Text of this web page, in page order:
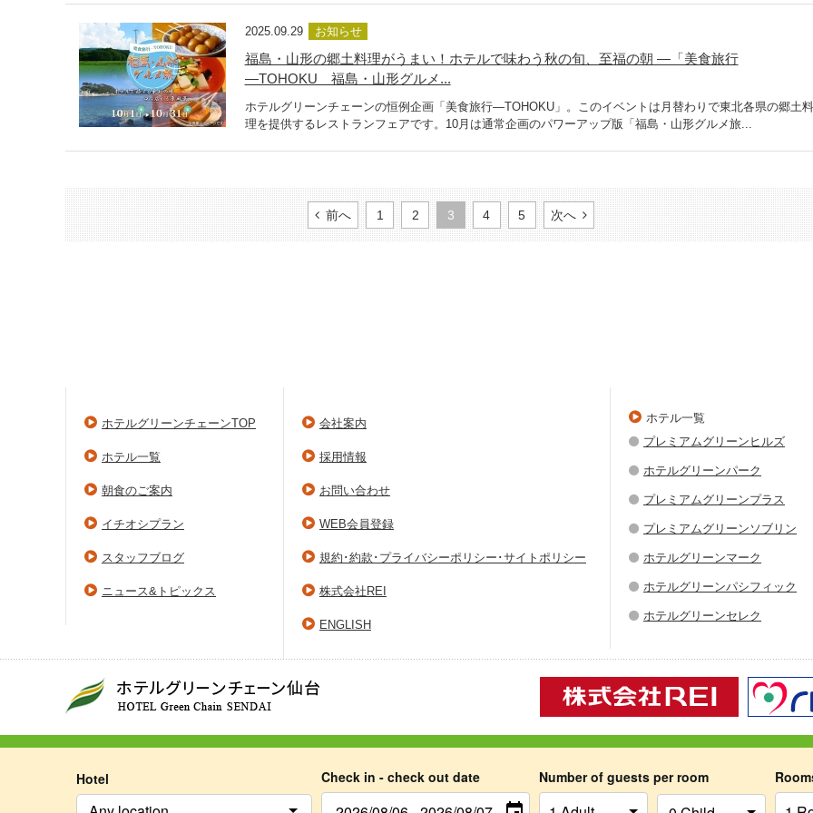
Hotel Check in - check out date Number of guests per room
2025.09.29 お知らせ
福島・山形の郷土料理がうまい！ホテルで味わう秋の旬、至福の朝 ―「美食旅行
―TOHOKU 福島・山形グルメ...
ホテルグリーンチェーンの恒例企画「美食旅行―TOHOKU」。このイベントは月替わりで東北各県の郷土料
理を提供するレストランフェアです。10月は通常企画のパワーアップ版「福島・山形グルメ旅...
前へ 1 2 3 4 5 次へ
ホテルグリーンチェーンTOP
ホテル一覧
朝食のご案内
イチオシプラン
スタッフブログ
ニュース&トピックス
会社案内
採用情報
お問い合わせ
WEB会員登録
規約･約款･プライバシーポリシー･サイトポリシー
株式会社REI
ENGLISH
ホテル一覧
プレミアムグリーンヒルズ
ホテルグリーンパーク
プレミアムグリーンプラス
プレミアムグリーンソブリン
ホテルグリーンマーク
ホテルグリーンパシフィック
ホテルグリーンセレク